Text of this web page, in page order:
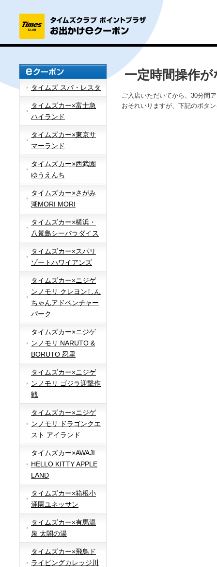
タイムズ スパ・レスタ
タイムズカー×富士急
ハイランド
タイムズカー×東京サ
マーランド
タイムズカー×西武園
ゆうえんち
タイムズカー×さがみ
湖MORI MORI
タイムズカー×横浜・
八景島シーパラダイス
タイムズカー×スパリ
ゾートハワイアンズ
タイムズカー×ニジゲ
ンノモリ クレヨンしん
ちゃんアドベンチャー
パーク
タイムズカー×ニジゲ
ンノモリ NARUTO &
BORUTO 忍里
タイムズカー×ニジゲ
ンノモリ ゴジラ迎撃作
戦
タイムズカー×ニジゲ
ンノモリ ドラゴンクエ
スト アイランド
タイムズカー×AWAJI
HELLO KITTY APPLE
LAND
タイムズカー×箱根小
涌園ユネッサン
タイムズカー×有馬温
泉 太閤の湯
タイムズカー×飛鳥ド
ライビングカレッジ川
一定時間操作
ご入店いただいてから、30分間
おそれいりますが、下記のボタ